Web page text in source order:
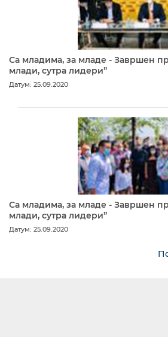
Са младима, за младе - Завршен
млади, сутра лидери”
Датум: 25.09.2020
Са младима, за младе - Завршен
млади, сутра лидери”
Датум: 25.09.2020